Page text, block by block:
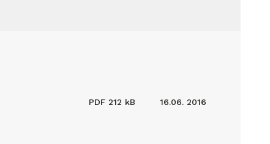
PDF 212 kB 16.06. 2016